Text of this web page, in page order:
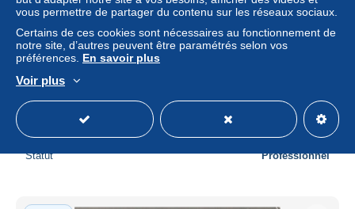
± 2,92 $US
Statut Professionnel
vous permettre de partager du contenu sur les réseaux sociaux.
Certains de ces cookies sont nécessaires au fonctionnement de
notre site, d’autres peuvent être paramétrés selon vos
préférences. En savoir plus
Voir plus